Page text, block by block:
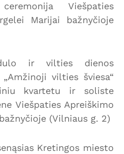
Viešpaties
Marijai bažnyčioje
ir vilties dienos
vilties šviesa“
kvartetu ir soliste
Viešpaties Apreiškimo
(Vilniaus g. 2)
Kretingos miesto